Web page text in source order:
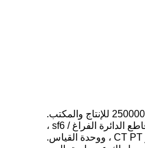
2. هناك أربع إعانات في شركة مجموعتنا.لذلك يمكن لشركة مجموعتنا بأكملها إنتاج المفاتيح الكهربائية ، ومحول الطاقة ، ومفتاح فصل الحمل ، ومفتاح الفصل ، وقاطع الدائرة الفراغ / sf6 ،